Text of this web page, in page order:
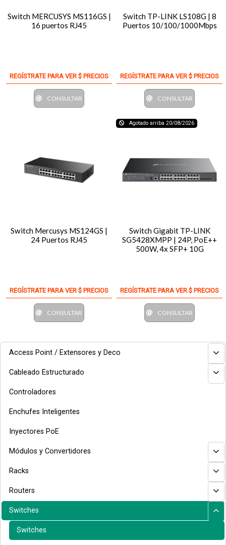
Access Point / Extensores y Deco
Cableado Estructurado
Controladores
Enchufes Inteligentes
Inyectores PoE
Módulos y Convertidores
Racks
Routers
Switches
Switches
Switch MERCUSYS MS116GS |
16 puertos RJ45
REGÍSTRATE PARA VER $ PRECIOS
CONSULTAR
Switch TP-LINK LS108G | 8
Puertos 10/100/1000Mbps
REGÍSTRATE PARA VER $ PRECIOS
CONSULTAR
Switch Mercusys MS124GS |
24 Puertos RJ45
REGÍSTRATE PARA VER $ PRECIOS
CONSULTAR
Agotado arriba 20/08/2026
Switch Gigabit TP-LINK
SG5428XMPP | 24P, PoE++
500W, 4x SFP+ 10G
REGÍSTRATE PARA VER $ PRECIOS
CONSULTAR